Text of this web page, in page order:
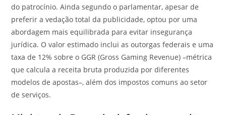
do patrocínio. Ainda segundo o parlamentar, apesar de
preferir a vedação total da publicidade, optou por uma
abordagem mais equilibrada para evitar insegurança
jurídica. O valor estimado inclui as outorgas federais e uma
taxa de 12% sobre o GGR (Gross Gaming Revenue) –métrica
que calcula a receita bruta produzida por diferentes
modelos de apostas–, além dos impostos comuns ao setor
de serviços.